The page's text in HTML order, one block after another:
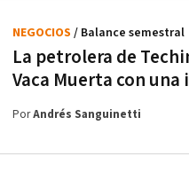
La petrolera de
Vaca Muerta con
NEGOCIOS / Balance semestral
PorAndrés Sanguinetti